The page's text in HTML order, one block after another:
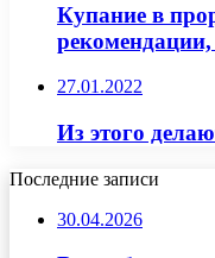
Купание в
27.01.2022
Из этого
Последние записи
30.04.2026